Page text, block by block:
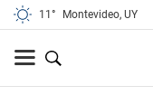
11° Montevideo, UY